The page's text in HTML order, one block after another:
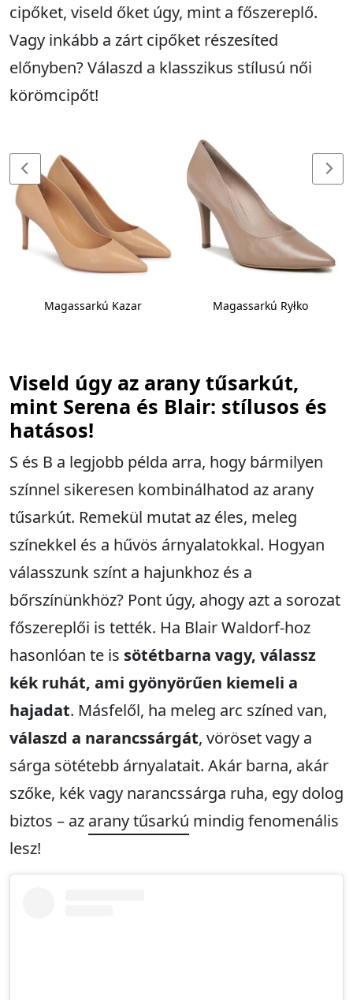
cipőket, viseld őket úgy, mint a főszereplő.
Vagy inkább a zárt cipőket részesíted
előnyben? Válaszd a klasszikus stílusú női
körömcipőt!
Magassarkú Kazar Magassarkú Ryłko
Viseld úgy az arany tűsarkút,
mint Serena és Blair: stílusos és
hatásos!
S és B a legjobb példa arra, hogy bármilyen
színnel sikeresen kombinálhatod az arany
tűsarkút. Remekül mutat az éles, meleg
színekkel és a hűvös árnyalatokkal. Hogyan
válasszunk színt a hajunkhoz és a
bőrszínünkhöz? Pont úgy, ahogy azt a sorozat
főszereplői is tették. Ha Blair Waldorf-hoz
hasonlóan te is sötétbarna vagy, válassz
kék ruhát, ami gyönyörűen kiemeli a
hajadat. Másfelől, ha meleg arc színed van,
válaszd a narancssárgát, vöröset vagy a
sárga sötétebb árnyalatait. Akár barna, akár
szőke, kék vagy narancssárga ruha, egy dolog
biztos – az arany tűsarkú mindig fenomenális
lesz!